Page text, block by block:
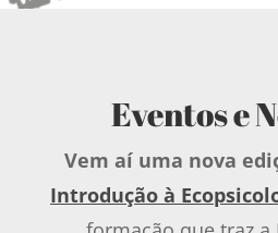
Eventos e
Vem aí uma nova
Introdução à